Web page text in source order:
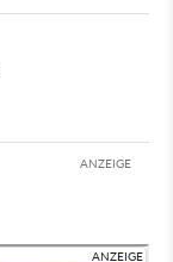
ANZEIGE